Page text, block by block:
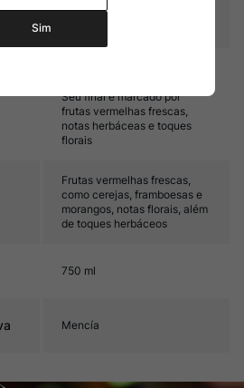
Seu final é marcado por
frutas vermelhas frescas,
notas herbáceas e toques
florais
Frutas vermelhas frescas,
como cerejas, framboesas e
morangos, notas florais, além
de toques herbáceos
750 ml
Mencía
Sim